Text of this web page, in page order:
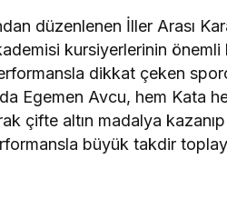
düzenlenen İller Arası
kursiyerlerinin önemli
dikkat çeken
Egemen Avcu, hem Kata
çifte altın madalya
büyük takdir